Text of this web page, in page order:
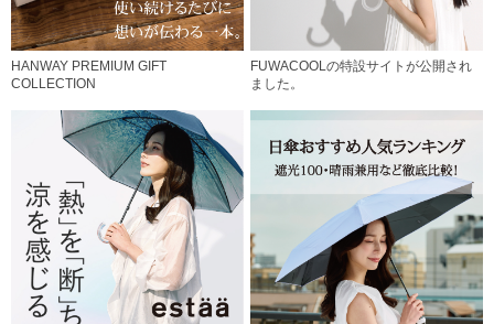
HANWAY PREMIUM GIFT
COLLECTION
FUWACOOLの特設サイトが公開され
ました。